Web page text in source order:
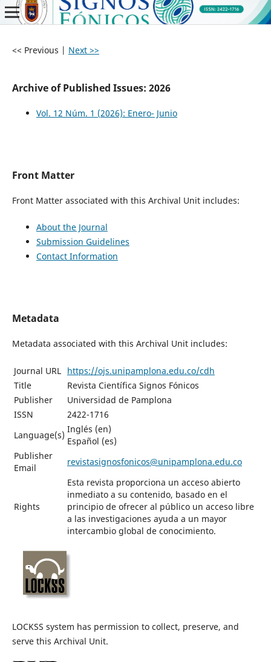
<< Previous | Next >>
Archive of Published Issues: 2026
Vol. 12 Núm. 1 (2026): Enero- Junio
Front Matter
Front Matter associated with this Archival Unit includes:
About the Journal
Submission Guidelines
Contact Information
Metadata
Metadata associated with this Archival Unit includes:
Journal URL https://ojs.unipamplona.edu.co/cdh
Title
Revista Científica Signos Fónicos
Publisher
Universidad de Pamplona
ISSN
2422-1716
Language(s)
Inglés (en)
Español (es)
Publisher
Email
revistasignosfonicos@unipamplona.edu.co
Rights
Esta revista proporciona un acceso abierto
inmediato a su contenido, basado en el
principio de ofrecer al público un acceso libre
a las investigaciones ayuda a un mayor
intercambio global de conocimiento.
LOCKSS system has permission to collect, preserve, and
serve this Archival Unit.